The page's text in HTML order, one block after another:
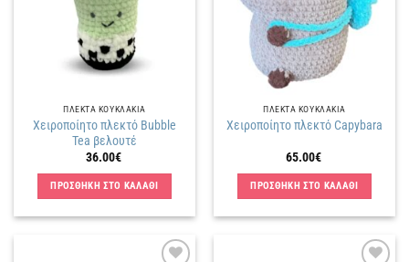
ΠΛΕΚΤΑ KΟΥΚΛΑΚΙΑ
Χειροποίητο πλεκτό Bubble
Tea βελουτέ
36.00€
ΠΡΟΣΘΗΚΗ ΣΤΟ ΚΑΛΑΘΙ
ΠΛΕΚΤΑ KΟΥΚΛΑΚΙΑ
Χειροποίητο πλεκτό Capybara
65.00€
ΠΡΟΣΘΗΚΗ ΣΤΟ ΚΑΛΑΘΙ